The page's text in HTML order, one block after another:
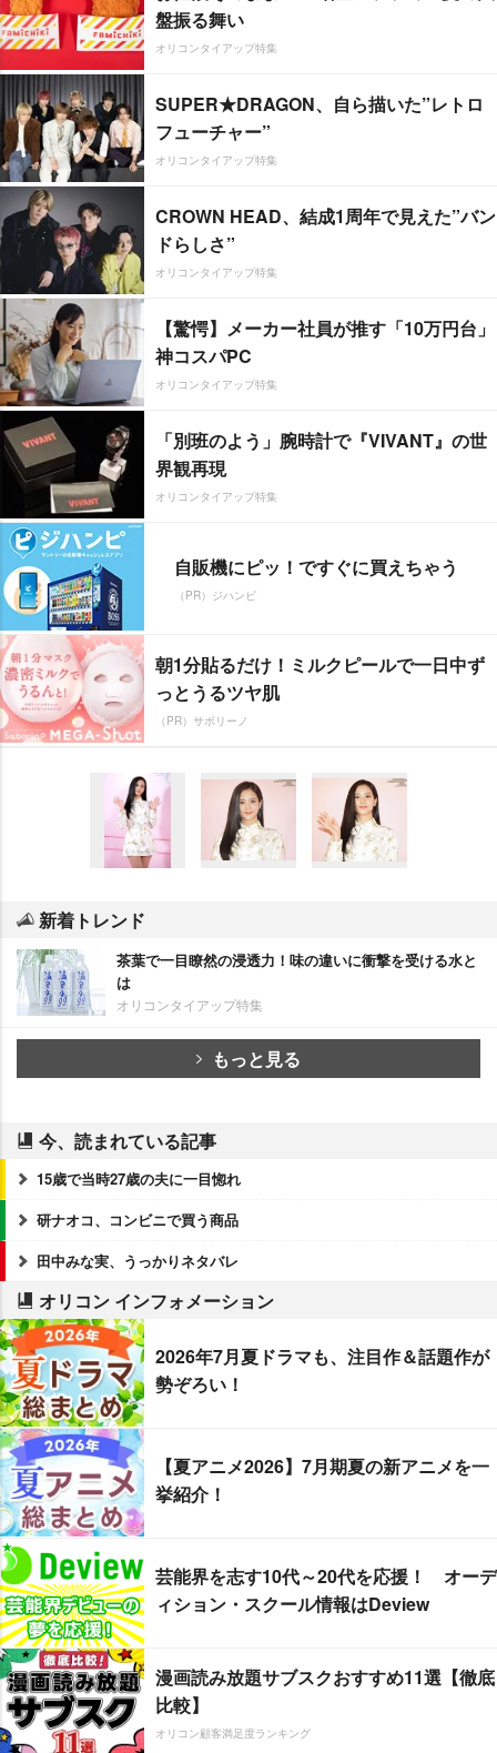
盤振る舞い
オリコンタイアップ特集
SUPER★DRAGON、自ら描いた”レトロ
フューチャー”
オリコンタイアップ特集
CROWN HEAD、結成1周年で見えた”バン
ドらしさ”
オリコンタイアップ特集
【驚愕】メーカー社員が推す「10万円台」
神コスパPC
オリコンタイアップ特集
「別班のよう」腕時計で『VIVANT』の世
界観再現
オリコンタイアップ特集
自販機にピッ！ですぐに買えちゃう
（PR）ジハンピ
朝1分貼るだけ！ミルクピールで一日中ず
っとうるツヤ肌
（PR）サボリーノ
新着トレンド
茶葉で一目瞭然の浸透力！味の違いに衝撃を受ける水と
は
オリコンタイアップ特集
もっと見る
今、読まれている記事
15歳で当時27歳の夫に一目惚れ
研ナオコ、コンビニで買う商品
田中みな実、うっかりネタバレ
オリコン インフォメーション
2026年7月夏ドラマも、注目作＆話題作が
勢ぞろい！
【夏アニメ2026】7月期夏の新アニメを一
挙紹介！
芸能界を志す10代～20代を応援！ オーデ
ィション・スクール情報はDeview
漫画読み放題サブスクおすすめ11選【徹底
比較】
オリコン顧客満足度ランキング